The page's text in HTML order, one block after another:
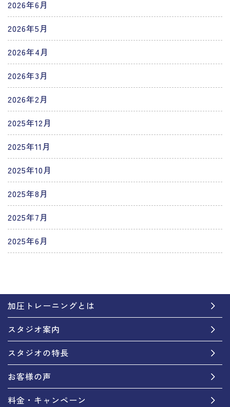
2026年6月
2026年5月
2026年4月
2026年3月
2026年2月
2025年12月
2025年11月
2025年10月
2025年8月
2025年7月
2025年6月
加圧トレーニングとは
スタジオ案内
スタジオの特長
お客様の声
料金・キャンペーン